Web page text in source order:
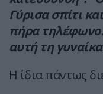
Γύρισα σπίτι
πήρα τηλέφωνο.
αυτή τη γυναίκα
Η ίδια πάντως